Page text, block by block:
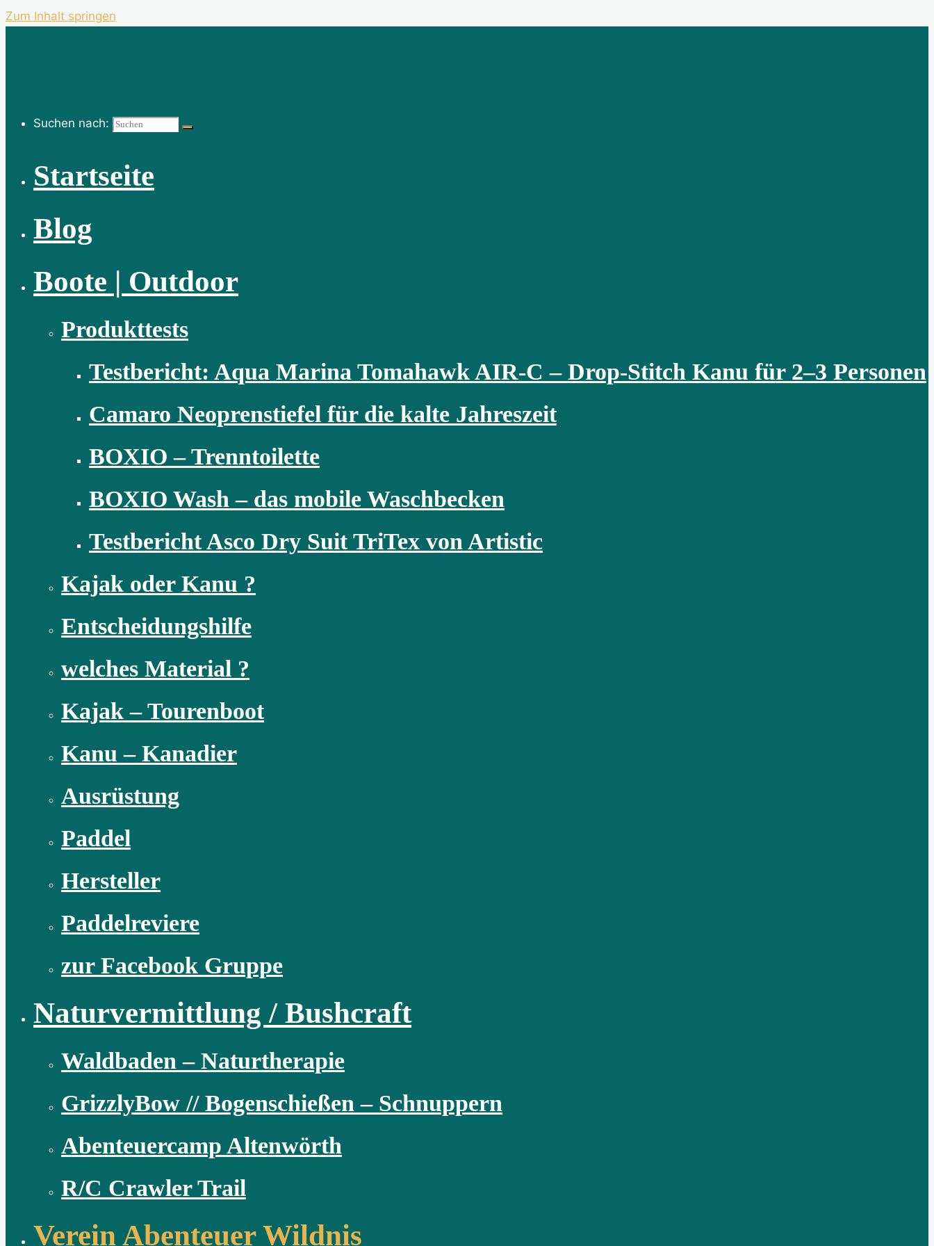
Zum Inhalt springen
Suchen nach:
Startseite
Blog
Boote | Outdoor
Produkttests
Testbericht: Aqua Marina Tomahawk AIR-C – Drop-Stitch Kanu für 2–3 Personen
Camaro Neoprenstiefel für die kalte Jahreszeit
BOXIO – Trenntoilette
BOXIO Wash – das mobile Waschbecken
Testbericht Asco Dry Suit TriTex von Artistic
Kajak oder Kanu ?
Entscheidungshilfe
welches Material ?
Kajak – Tourenboot
Kanu – Kanadier
Ausrüstung
Paddel
Hersteller
Paddelreviere
zur Facebook Gruppe
Naturvermittlung / Bushcraft
Waldbaden – Naturtherapie
GrizzlyBow // Bogenschießen – Schnuppern
Abenteuercamp Altenwörth
R/C Crawler Trail
Verein Abenteuer Wildnis